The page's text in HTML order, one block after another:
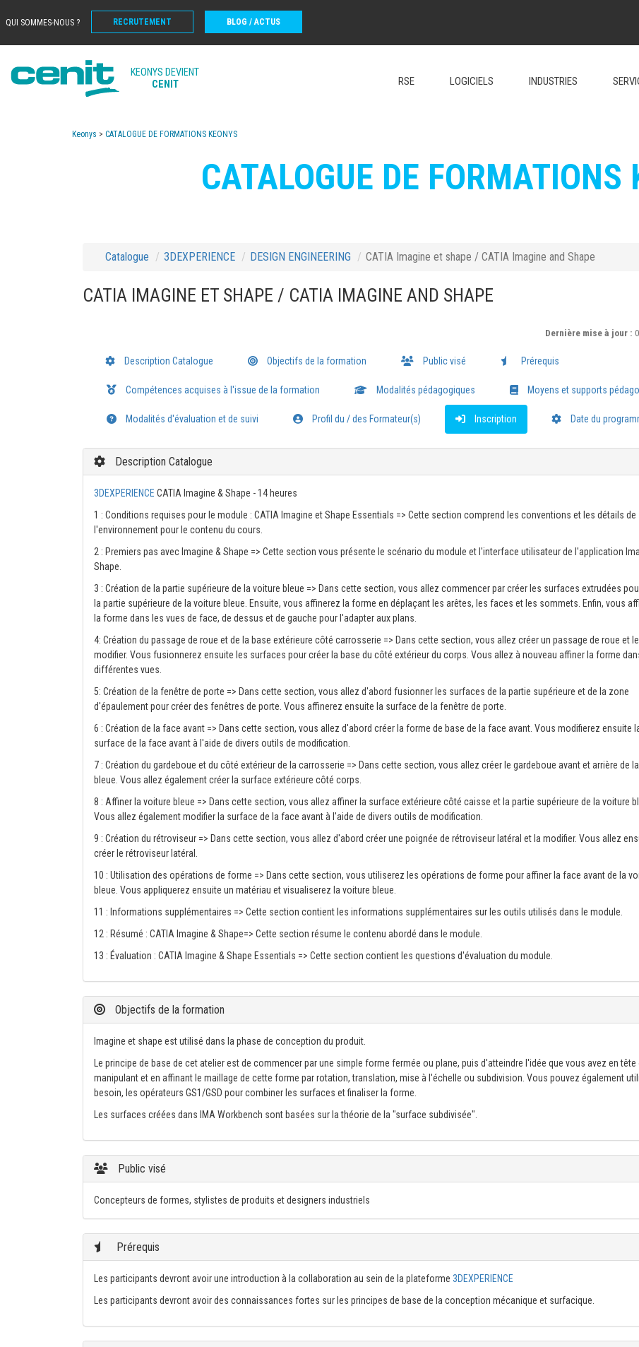
QUI SOMMES-NOUS ? RECRUTEMENT BLOG / ACTUS
KEONYS DEVIENT
CENIT
RSE LOGICIELS INDUSTRIES
Keonys > CATALOGUE DE FORMATIONS KEONYS
CATALOGUE DE FORMATIONS
Catalogue 3DEXPERIENCE DESIGN ENGINEERING CATIA Imagine et shape / CATIA Imagine and Shape
CATIA IMAGINE ET SHAPE / CATIA IMAGINE AND SHAPE
Dernière mise à jour :
Description Catalogue Objectifs de la formation Public visé Prérequis
Compétences acquises à l'issue de la formation Modalités pédagogiques Moyens et supports
Modalités d'évaluation et de suivi Profil du / des Formateur(s) Inscription Date du
Description Catalogue
3DEXPERIENCE CATIA Imagine & Shape - 14 heures
1 : Conditions requises pour le module : CATIA Imagine et Shape Essentials => Cette section comprend les conventions et les détails de
l'environnement pour le contenu du cours.
2 : Premiers pas avec Imagine & Shape => Cette section vous présente le scénario du module et l'interface utilisateur de l'application
Shape.
3 : Création de la partie supérieure de la voiture bleue => Dans cette section, vous allez commencer par créer les surfaces extrudées
la partie supérieure de la voiture bleue. Ensuite, vous affinerez la forme en déplaçant les arêtes, les faces et les sommets. Enfin, vous
la forme dans les vues de face, de dessus et de gauche pour l'adapter aux plans.
4: Création du passage de roue et de la base extérieure côté carrosserie => Dans cette section, vous allez créer un passage de roue et le
modifier. Vous fusionnerez ensuite les surfaces pour créer la base du côté extérieur du corps. Vous allez à nouveau affiner la forme
différentes vues.
5: Création de la fenêtre de porte => Dans cette section, vous allez d'abord fusionner les surfaces de la partie supérieure et de la zone
d'épaulement pour créer des fenêtres de porte. Vous affinerez ensuite la surface de la fenêtre de porte.
6 : Création de la face avant => Dans cette section, vous allez d'abord créer la forme de base de la face avant. Vous modifierez ensuite
surface de la face avant à l'aide de divers outils de modification.
7 : Création du gardeboue et du côté extérieur de la carrosserie => Dans cette section, vous allez créer le gardeboue avant et arrière de
bleue. Vous allez également créer la surface extérieure côté corps.
8 : Affiner la voiture bleue => Dans cette section, vous allez affiner la surface extérieure côté caisse et la partie supérieure de la voiture
Vous allez également modifier la surface de la face avant à l'aide de divers outils de modification.
9 : Création du rétroviseur => Dans cette section, vous allez d'abord créer une poignée de rétroviseur latéral et la modifier. Vous allez
créer le rétroviseur latéral.
10 : Utilisation des opérations de forme => Dans cette section, vous utiliserez les opérations de forme pour affiner la face avant de la
bleue. Vous appliquerez ensuite un matériau et visualiserez la voiture bleue.
11 : Informations supplémentaires => Cette section contient les informations supplémentaires sur les outils utilisés dans le module.
12 : Résumé : CATIA Imagine & Shape=> Cette section résume le contenu abordé dans le module.
13 : Évaluation : CATIA Imagine & Shape Essentials => Cette section contient les questions d'évaluation du module.
Objectifs de la formation
Imagine et shape est utilisé dans la phase de conception du produit.
Le principe de base de cet atelier est de commencer par une simple forme fermée ou plane, puis d'atteindre l'idée que vous avez en tête
manipulant et en affinant le maillage de cette forme par rotation, translation, mise à l'échelle ou subdivision. Vous pouvez également
besoin, les opérateurs GS1/GSD pour combiner les surfaces et finaliser la forme.
Les surfaces créées dans IMA Workbench sont basées sur la théorie de la "surface subdivisée".
Public visé
Concepteurs de formes, stylistes de produits et designers industriels
Prérequis
Les participants devront avoir une introduction à la collaboration au sein de la plateforme 3DEXPERIENCE
Les participants devront avoir des connaissances fortes sur les principes de base de la conception mécanique et surfacique.